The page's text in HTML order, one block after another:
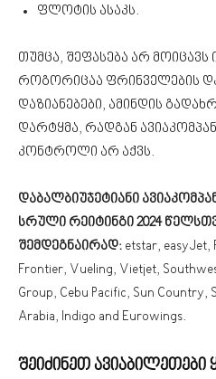
ფლოტის ასაკს.
თუმცა, შეფასება არ მოიცავს
როგორიცაა ფრინველების
დაზიანებები, ამინდის
დარტყმა, რადგან
კონტროლი არ აქვს.
დაბალბიუჯეტიანი
სრული რეიტინგი 2024
შემდეგნაირად: etstar, easyJet,
Frontier, Vueling, Vietjet,
Group, Cebu Pacific, Sun Country,
Arabia, Indigo and Eurowings.
შეიძინეთ